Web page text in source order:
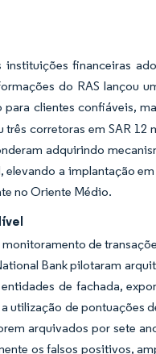
financeiras
do RAS lançou
clientes confiáveis,
corretoras em SAR 12
adquirindo
a implantação
no Oriente Médio.
de
Bank pilotaram
de fachada,
de pontuações
arquivados por sete
os falsos positivos,